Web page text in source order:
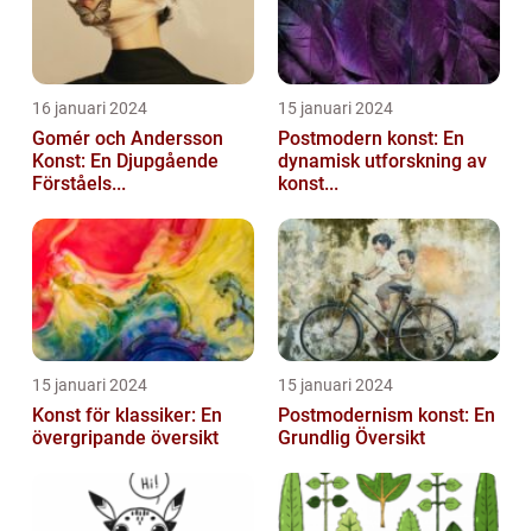
16 januari 2024
Gomér och Andersson
Konst: En Djupgående
Förståels...
15 januari 2024
Postmodern konst: En
dynamisk utforskning av
konst...
15 januari 2024
Konst för klassiker: En
övergripande översikt
15 januari 2024
Postmodernism konst: En
Grundlig Översikt